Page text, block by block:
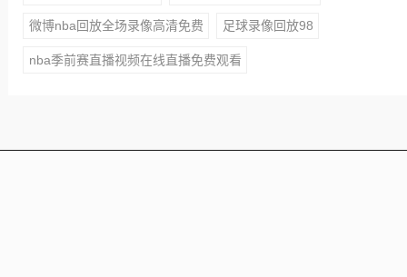
微博nba回放全场录像高清免费 足球录像回放98
nba季前赛直播视频在线直播免费观看